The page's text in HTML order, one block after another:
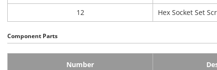
12
Hex Socket Set
Component Parts
Number